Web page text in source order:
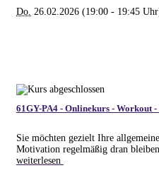
Do. 26.02.2026 (19:00 - 19:45
61GY-PA4 - Onlinekurs - Workout -
Sie möchten gezielt Ihre
Motivation regelmäßig dran
weiterlesen